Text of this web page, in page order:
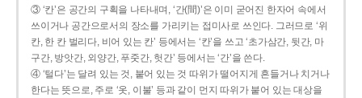
③ ‘칸’은 공간의 구획을 나타내며, ‘간(間)’은 이미 굳어진 한자어 속에서
쓰이거나 공간으로서의 장소를 가리키는 접미사로 쓰인다. 그러므로 ‘위
칸, 한 칸 벌리다, 비어 있는 칸’ 등에서는 ‘칸’을 쓰고 ‘초가삼간, 뒷간, 마
구간, 방앗간, 외양간, 푸줏간, 헛간’ 등에서는 ‘간’을 쓴다.
④ ‘털다’는 달려 있는 것, 붙어 있는 것 따위가 떨어지게 흔들거나 치거나
한다는 뜻으로, 주로 ‘옷, 이불’ 등과 같이 먼지 따위가 붙어 있는 대상을